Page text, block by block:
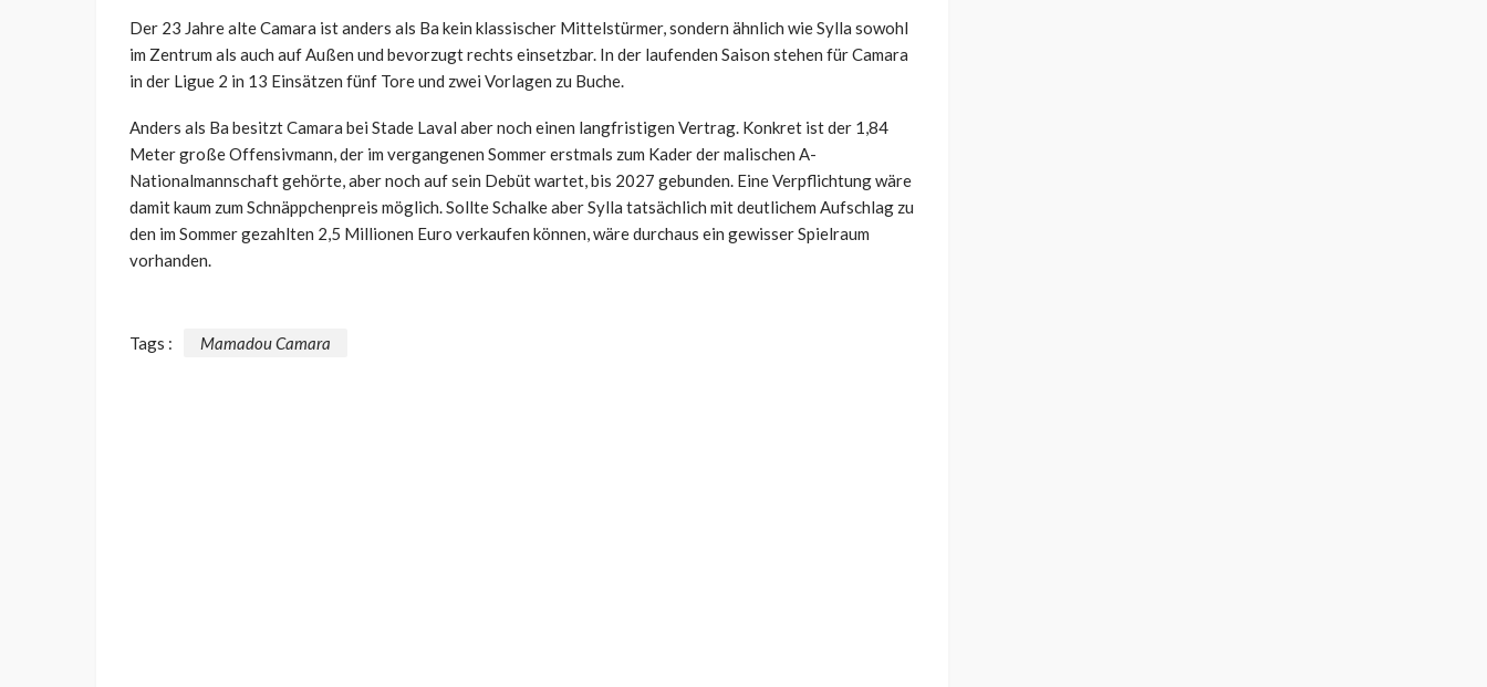
Der 23 Jahre alte Camara ist anders als Ba kein klassischer Mittelstürmer, sondern ähnlich wie Sylla sowohl
im Zentrum als auch auf Außen und bevorzugt rechts einsetzbar. In der laufenden Saison stehen für Camara
in der Ligue 2 in 13 Einsätzen fünf Tore und zwei Vorlagen zu Buche.
Anders als Ba besitzt Camara bei Stade Laval aber noch einen langfristigen Vertrag. Konkret ist der 1,84
Meter große Offensivmann, der im vergangenen Sommer erstmals zum Kader der malischen A-
Nationalmannschaft gehörte, aber noch auf sein Debüt wartet, bis 2027 gebunden. Eine Verpflichtung wäre
damit kaum zum Schnäppchenpreis möglich. Sollte Schalke aber Sylla tatsächlich mit deutlichem Aufschlag zu
den im Sommer gezahlten 2,5 Millionen Euro verkaufen können, wäre durchaus ein gewisser Spielraum
vorhanden.
Tags : Mamadou Camara